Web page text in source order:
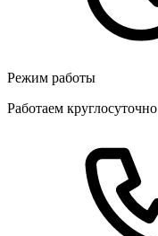
Режим работы
Работаем круглосуточно